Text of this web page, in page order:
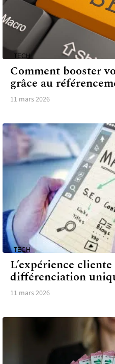
TECH
Comment booster
grâce au
11 mars 2026
TECH
L’expérience
différenciation
11 mars 2026